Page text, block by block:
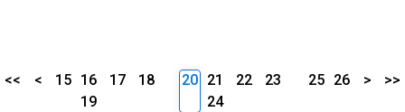
<< < 15 16 17
18
19
20 21 22
23
24
25 26 > >>